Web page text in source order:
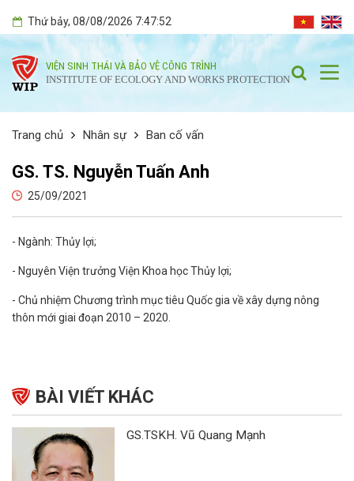
Thứ bảy, 08/08/2026 7:47:53
VIỆN SINH THÁI VÀ BẢO VỆ CÔNG TRÌNH
INSTITUTE OF ECOLOGY AND WORKS PROTECTION
Trang chủ Nhân sự Ban cố vấn
GS. TS. Nguyễn Tuấn Anh
25/09/2021
- Ngành: Thủy lợi;
- Nguyên Viện trưởng Viện Khoa học Thủy lợi;
- Chủ nhiệm Chương trình mục tiêu Quốc gia về xây dựng nông
thôn mới giai đoạn 2010 – 2020.
BÀI VIẾT KHÁC
GS.TSKH. Vũ Quang Mạnh